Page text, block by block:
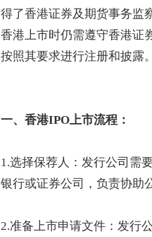
得了香港证券及期货事务监
香港上市时仍需遵守香港证
按照其要求进行注册和披露
一、香港IPO上市流程：
1.选择保荐人：发行公司需
银行或证券公司，负责协助
2.准备上市申请文件：发行